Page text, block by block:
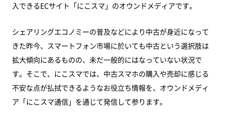
入できるECサイト「にこスマ」のオウンドメディアです。
シェアリングエコノミーの普及などにより中古が身近になって
きた昨今、スマートフォン市場に於いても中古という選択肢は
拡大傾向にあるものの、未だ一般的にはなっていない状況で
す。そこで、にこスマでは、中古スマホの購入や売却に感じる
不安な点が払拭できるようなお役立ち情報を、オウンドメディ
ア「にこスマ通信」を通じて発信して参ります。